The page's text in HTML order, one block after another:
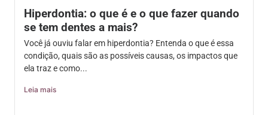
Hiperdontia: o que é e o que fazer quando
se tem dentes a mais?
Você já ouviu falar em hiperdontia? Entenda o que é essa
condição, quais são as possíveis causas, os impactos que
ela traz e como...
Leia mais